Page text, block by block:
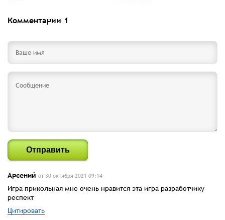
Комментарии 1
Отправить
Арсении́ от 30 октября 2021 09:14
Игра прикольная мне очень нравится эта игра разработчику
респект
Цитировать